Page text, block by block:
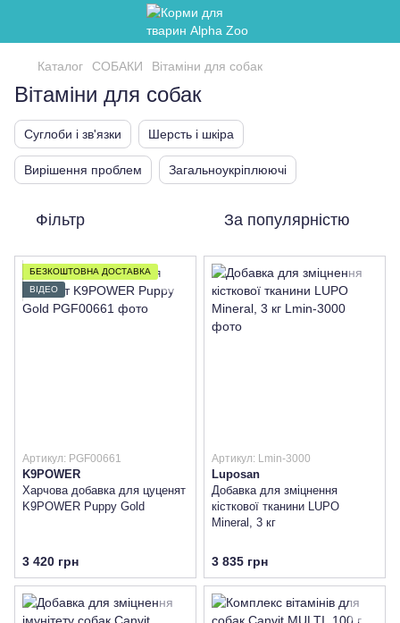
Каталог СОБАКИ Вітаміни для собак
Вітаміни для собак
Суглоби і зв'язки Шерсть і шкіра
Вирішення проблем Загальноукріплюючі
Фільтр За популярністю
БЕЗКОШТОВНА ДОСТАВКА
ВІДЕО
Артикул: PGF00661
K9POWER
Харчова добавка для цуценят
K9POWER Puppy Gold
3 420 грн
Артикул: Lmin-3000
Luposan
Добавка для зміцнення
кісткової тканини LUPO
Mineral, 3 кг
3 835 грн